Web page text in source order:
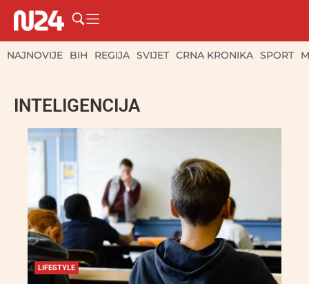
NAJNOVIJE BIH REGIJA SVIJET CRNA KRONIKA SPORT
INTELIGENCIJA
LIFESTYLE